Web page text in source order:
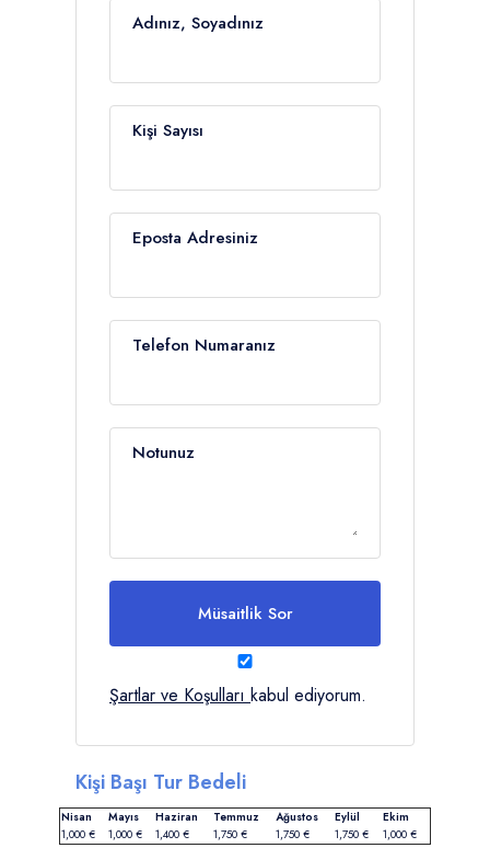
Adınız, Soyadınız
Kişi Sayısı
Eposta Adresiniz
Telefon Numaranız
Notunuz
Müsaitlik Sor
Şartlar ve Koşulları kabul ediyorum.
Kişi Başı Tur Bedeli
Nisan Mayıs Haziran Temmuz Ağustos Eylül
Ekim
1,000 €
1,000 € 1,400 € 1,750 € 1,750 € 1,750 € 1,000 €